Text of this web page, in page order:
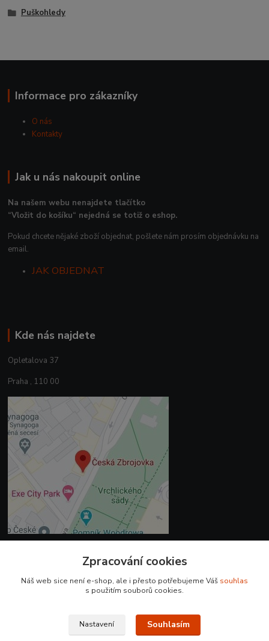
Puškohledy
Informace pro zákazníky
O nás
Kontakty
Jak u nás nakoupit online
Na našem webu nenajdete tlačítko
“Vložit do košíku“ nejedná se totiž o eshop.
Pokud chcete nějaké zboží objednat, pošlete nám prosím objednávku na
email.
JAK OBJEDNAT
Kde nás najdete
Opletalova 37
Praha , 110 00
+420 225 375 800
Zpracování cookies
Náš web sice není e-shop, ale i přesto potřebujeme Váš souhlas
s použitím souborů cookies.
Nastavení Souhlasím